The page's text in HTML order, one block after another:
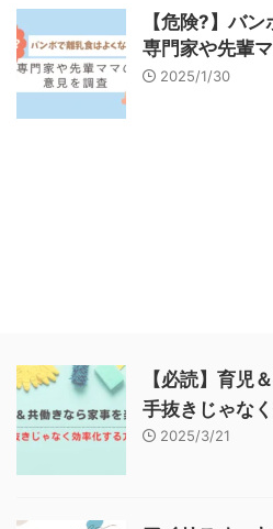
【危険?】バ
専門家や先輩
2025/1/30
【必読】育児
手抜きじゃな
2025/3/21